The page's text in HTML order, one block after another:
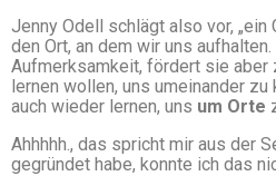
Jenny Odell schlägt also vor,
den Ort, an dem wir uns
Aufmerksamkeit, fördert sie aber
lernen wollen, uns umeinander
auch wieder lernen, uns um Orte
Ahhhhh., das spricht mir aus der
gegründet habe, konnte ich das